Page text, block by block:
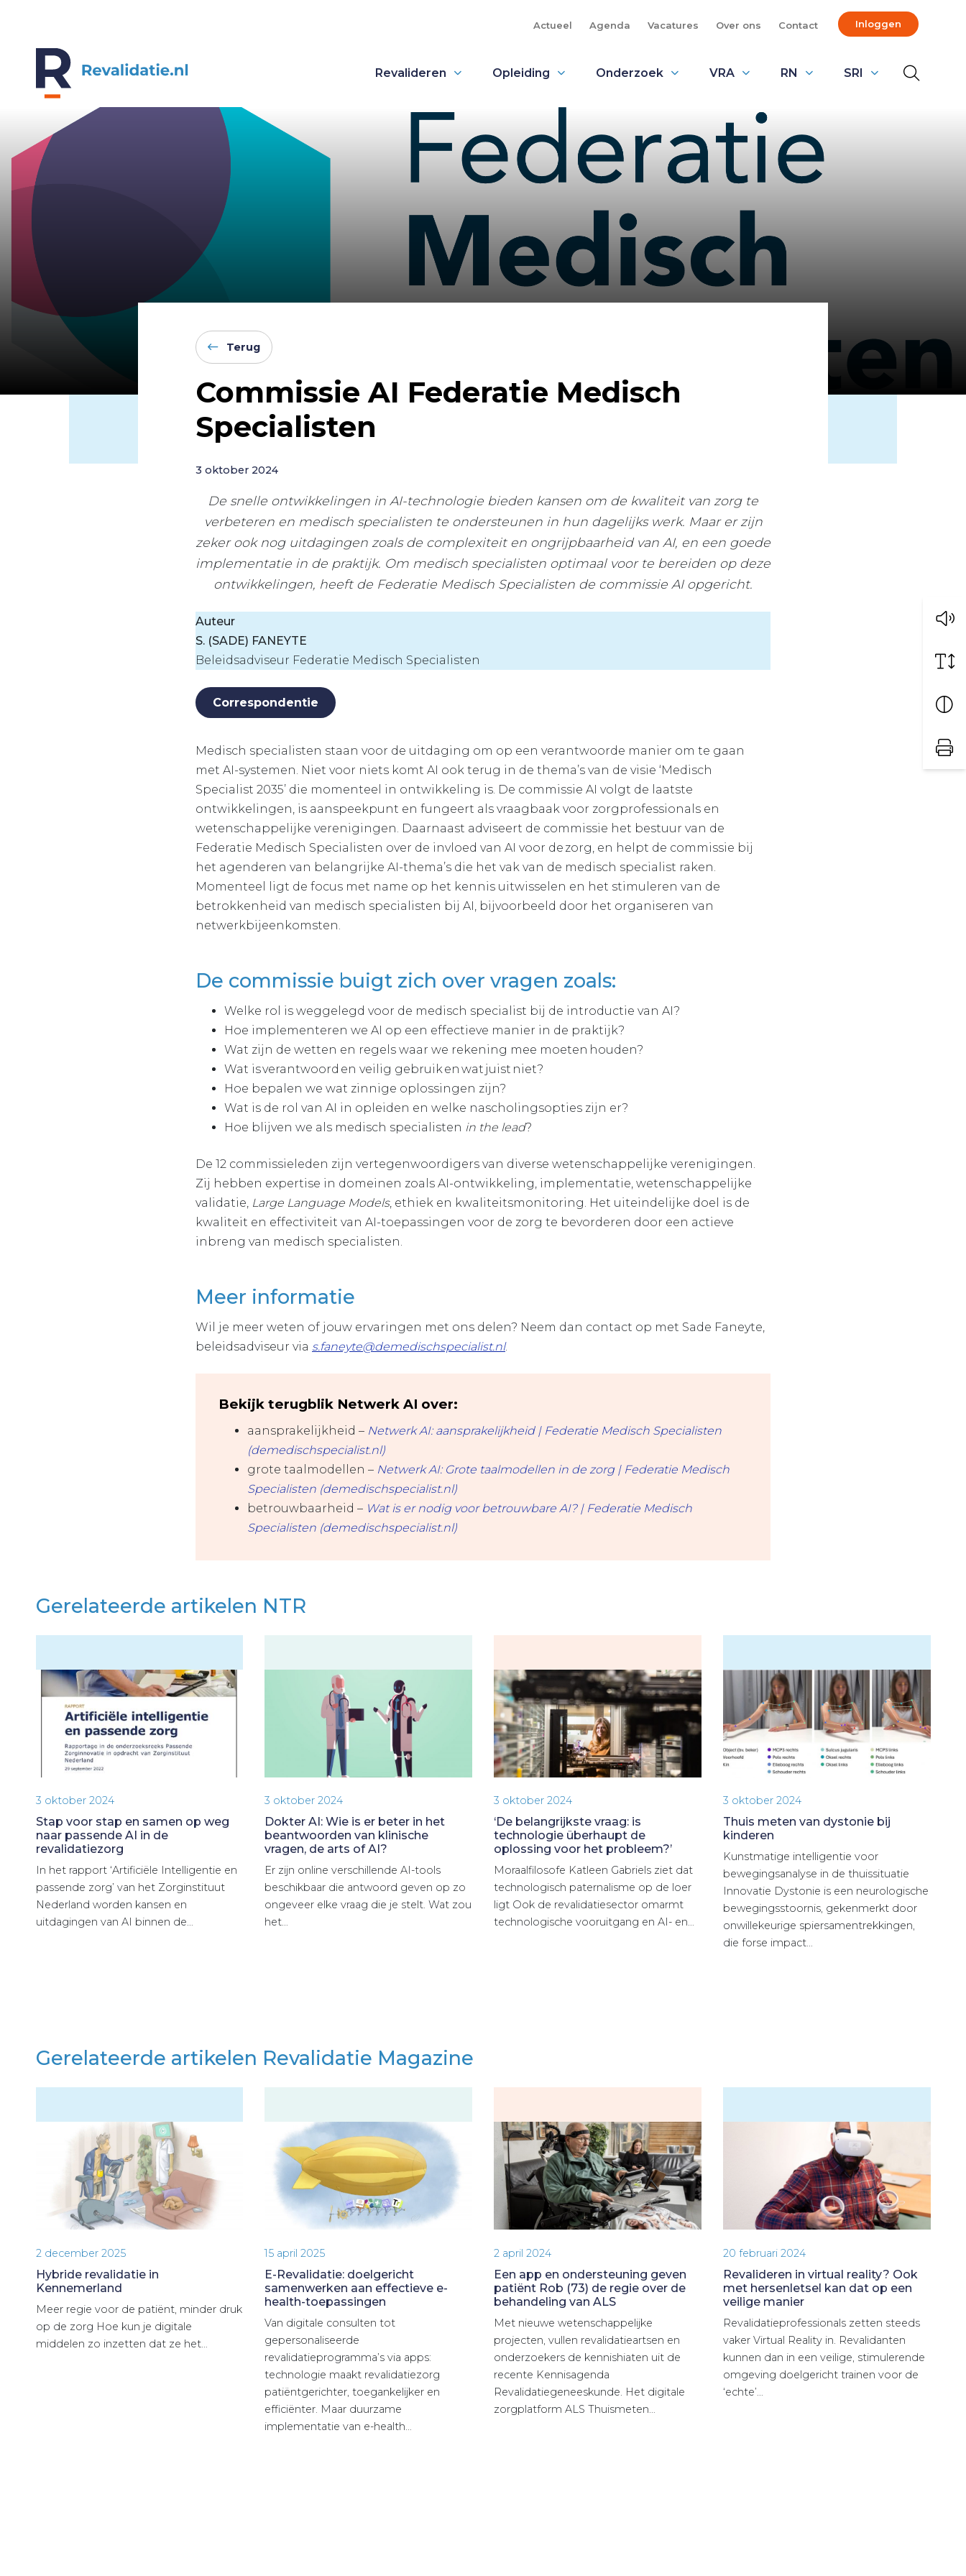
Actueel Agenda Vacatures Over ons Contact Inloggen
REVALIDATIE.NL
Revalideren Opleiding Onderzoek VRA RN SRI
Terug
Commissie AI Federatie Medisch
Specialisten
3 oktober 2024
De snelle ontwikkelingen in AI-technologie bieden kansen om de kwaliteit van zorg te
verbeteren en medisch specialisten te ondersteunen in hun dagelijks werk. Maar er zijn
zeker ook nog uitdagingen zoals de complexiteit en ongrijpbaarheid van AI, en een goede
implementatie in de praktijk. Om medisch specialisten optimaal voor te bereiden op deze
ontwikkelingen, heeft de Federatie Medisch Specialisten de commissie AI opgericht.
Auteur
S. (SADE) FANEYTE
Beleidsadviseur Federatie Medisch Specialisten
Correspondentie
Medisch specialisten staan voor de uitdaging om op een verantwoorde manier om te gaan
met AI-systemen. Niet voor niets komt AI ook terug in de thema’s van de visie ‘Medisch
Specialist 2035’ die momenteel in ontwikkeling is. De commissie AI volgt de laatste
ontwikkelingen, is aanspeekpunt en fungeert als vraagbaak voor zorgprofessionals en
wetenschappelijke verenigingen. Daarnaast adviseert de commissie het bestuur van de
Federatie Medisch Specialisten over de invloed van AI voor de zorg, en helpt de commissie bij
het agenderen van belangrijke AI-thema’s die het vak van de medisch specialist raken.
Momenteel ligt de focus met name op het kennis uitwisselen en het stimuleren van de
betrokkenheid van medisch specialisten bij AI, bijvoorbeeld door het organiseren van
netwerkbijeenkomsten.
De commissie buigt zich over vragen zoals:
Welke rol is weggelegd voor de medisch specialist bij de introductie van AI?
Hoe implementeren we AI op een effectieve manier in de praktijk?
Wat zijn de wetten en regels waar we rekening mee moeten houden?
Wat is verantwoord en veilig gebruik en wat juist niet?
Hoe bepalen we wat zinnige oplossingen zijn?
Wat is de rol van AI in opleiden en welke nascholingsopties zijn er?
Hoe blijven we als medisch specialisten in the lead?
De 12 commissieleden zijn vertegenwoordigers van diverse wetenschappelijke verenigingen.
Zij hebben expertise in domeinen zoals AI-ontwikkeling, implementatie, wetenschappelijke
validatie, Large Language Models, ethiek en kwaliteitsmonitoring. Het uiteindelijke doel is de
kwaliteit en effectiviteit van AI-toepassingen voor de zorg te bevorderen door een actieve
inbreng van medisch specialisten.
Meer informatie
Wil je meer weten of jouw ervaringen met ons delen? Neem dan contact op met Sade Faneyte,
beleidsadviseur via s.faneyte@demedischspecialist.nl.
Bekijk terugblik Netwerk AI over:
aansprakelijkheid – Netwerk AI: aansprakelijkheid | Federatie Medisch Specialisten
(demedischspecialist.nl)
grote taalmodellen – Netwerk AI: Grote taalmodellen in de zorg | Federatie Medisch
Specialisten (demedischspecialist.nl)
betrouwbaarheid – Wat is er nodig voor betrouwbare AI? | Federatie Medisch
Specialisten (demedischspecialist.nl)
Gerelateerde artikelen NTR
3 oktober 2024
Stap voor stap en samen op weg
naar passende AI in de
revalidatiezorg
In het rapport ‘Artificiële Intelligentie en
passende zorg’ van het Zorginstituut
Nederland worden kansen en
uitdagingen van AI binnen de…
3 oktober 2024
Dokter AI: Wie is er beter in het
beantwoorden van klinische
vragen, de arts of AI?
Er zijn online verschillende AI-tools
beschikbaar die antwoord geven op zo
ongeveer elke vraag die je stelt. Wat zou
het…
3 oktober 2024
‘De belangrijkste vraag: is
technologie überhaupt de
oplossing voor het probleem?’
Moraalfilosofe Katleen Gabriels ziet dat
technologisch paternalisme op de loer
ligt Ook de revalidatiesector omarmt
technologische vooruitgang en AI- en…
3 oktober 2024
Thuis meten van dystonie bij
kinderen
Kunstmatige intelligentie voor
bewegingsanalyse in de thuissituatie
Innovatie Dystonie is een neurologische
bewegingsstoornis, gekenmerkt door
onwillekeurige spiersamentrekkingen,
die forse impact…
Gerelateerde artikelen Revalidatie Magazine
2 december 2025
Hybride revalidatie in
Kennemerland
Meer regie voor de patiënt, minder druk
op de zorg Hoe kun je digitale
middelen zo inzetten dat ze het…
15 april 2025
E-Revalidatie: doelgericht
samenwerken aan effectieve e-
health-toepassingen
Van digitale consulten tot
gepersonaliseerde
revalidatieprogramma’s via apps:
technologie maakt revalidatiezorg
patiëntgerichter, toegankelijker en
efficiënter. Maar duurzame
implementatie van e-health…
2 april 2024
Een app en ondersteuning geven
patiënt Rob (73) de regie over de
behandeling van ALS
Met nieuwe wetenschappelijke
projecten, vullen revalidatieartsen en
onderzoekers de kennishiaten uit de
recente Kennisagenda
Revalidatiegeneeskunde. Het digitale
zorgplatform ALS Thuismeten…
20 februari 2024
Revalideren in virtual reality? Ook
met hersenletsel kan dat op een
veilige manier
Revalidatieprofessionals zetten steeds
vaker Virtual Reality in. Revalidanten
kunnen dan in een veilige, stimulerende
omgeving doelgericht trainen voor de
‘echte’…